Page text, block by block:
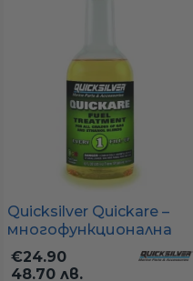
Quicksilver Quickare –
многофункционална
горивна добавка за
бензин (355 ml)
€24.90
48.70 лв.